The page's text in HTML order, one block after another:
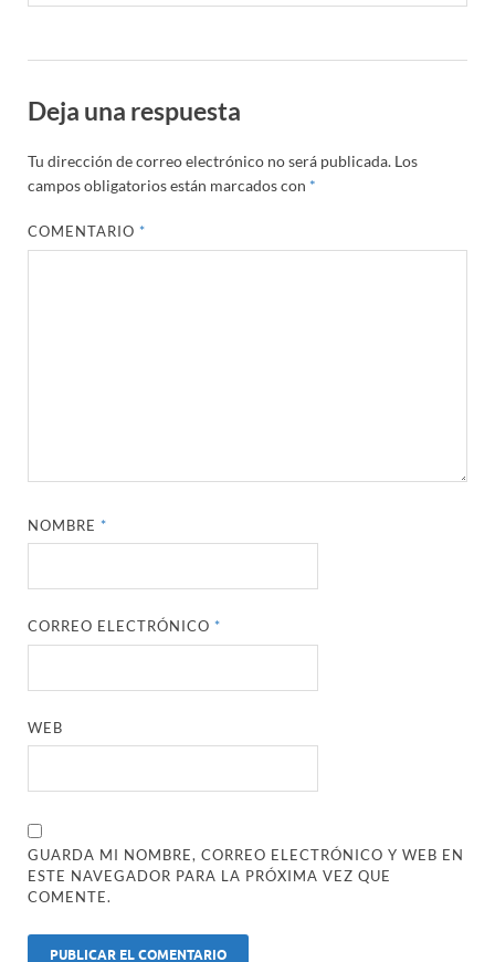
Deja una respuesta
Tu dirección de correo electrónico no será publicada. Los
campos obligatorios están marcados con *
COMENTARIO*
NOMBRE*
CORREO ELECTRÓNICO*
WEB
GUARDA MI NOMBRE, CORREO ELECTRÓNICO Y WEB EN
ESTE NAVEGADOR PARA LA PRÓXIMA VEZ QUE
COMENTE.